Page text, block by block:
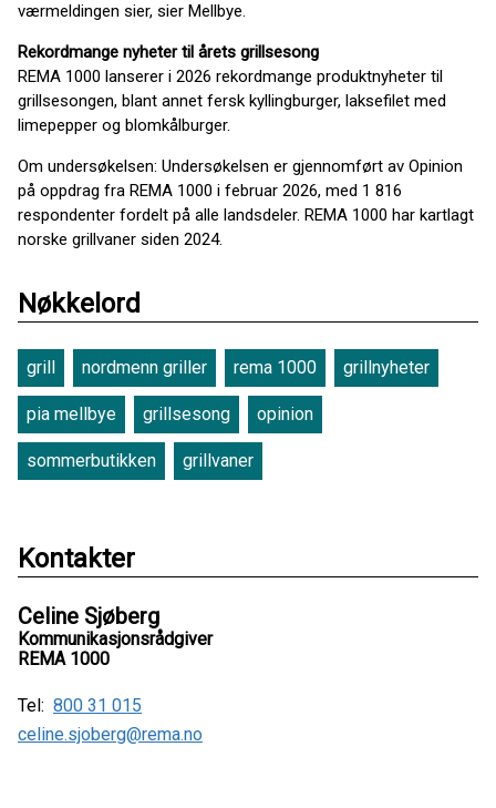
værmeldingen sier, sier Mellbye.
Rekordmange nyheter til årets grillsesong
REMA 1000 lanserer i 2026 rekordmange produktnyheter til
grillsesongen, blant annet fersk kyllingburger, laksefilet med
limepepper og blomkålburger.
Om undersøkelsen: Undersøkelsen er gjennomført av Opinion
på oppdrag fra REMA 1000 i februar 2026, med 1 816
respondenter fordelt på alle landsdeler. REMA 1000 har kartlagt
norske grillvaner siden 2024.
Nøkkelord
grill nordmenn griller rema 1000 grillnyheter
pia mellbye grillsesong opinion
sommerbutikken grillvaner
Kontakter
Celine Sjøberg
Kommunikasjonsrådgiver
REMA 1000
Tel: 800 31 015
celine.sjoberg@rema.no